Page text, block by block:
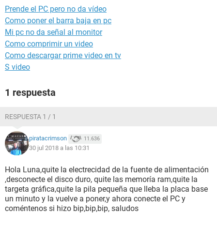
Prende el PC pero no da vídeo
Como poner el barra baja en pc
Mi pc no da señal al monitor
Como comprimir un video
Como descargar prime video en tv
S video
1 respuesta
RESPUESTA 1 / 1
piratacrimson 11.636
30 jul 2018 a las 10:31
Hola Luna,quite la electrecidad de la fuente de alimentación
,desconecte el disco duro, quite las memoría ram,quite la
targeta gráfica,quite la pila pequeña que lleba la placa base
un minuto y la vuelve a poner,y ahora conecte el PC y
coméntenos si hizo bip,bip,bip, saludos